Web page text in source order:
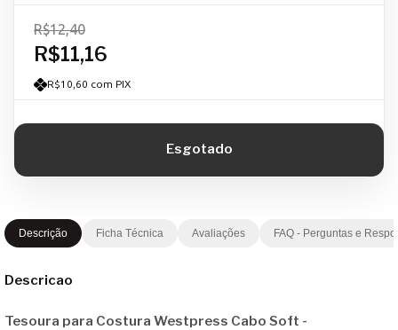
R$11,16
R$12,40
R$10,60 com PIX
Descrição Ficha Técnica Avaliações FAQ - Perguntas e
Descricao
Tesoura para Costura Westpress Cabo Soft -